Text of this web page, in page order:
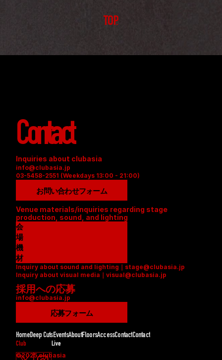
TOP
Contact
Inquiries about clubasia
info@clubasia.jp
03-5458-2551 (Weekdays 13:00 - 21:00)
お問い合わせフォーム
Venue materials/inquiries regarding stage
production, sound, and lighting
会
場
資
料
(
P
D
F
機
材
リ
ス
ト
(
D
F
)
Inquiry about sound and lighting｜stage@clubasia.jp
Inquiry about visual media｜visual@clubasia.jp
採用への応募
info@clubasia.jp
応募フォーム
HomeDeep CutsEventsAboutFloorsAccessContactContact
Club Live
©2025 clubasia